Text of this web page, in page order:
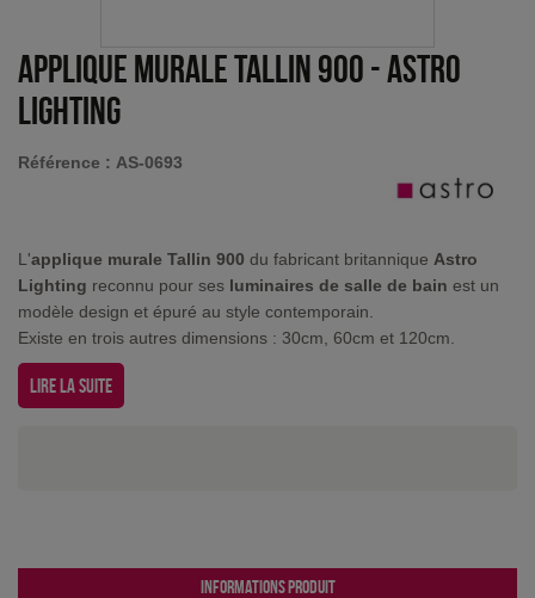
Applique murale Tallin 900 -Astro
Lighting
Référence : AS-0693
L'applique murale Tallin 900 du fabricant britannique Astro
Lighting reconnu pour ses luminaires de salle de bain est un
modèle design et épuré au style contemporain.
Existe en trois autres dimensions : 30cm, 60cm et 120cm.
Lire la suite
Informations produit